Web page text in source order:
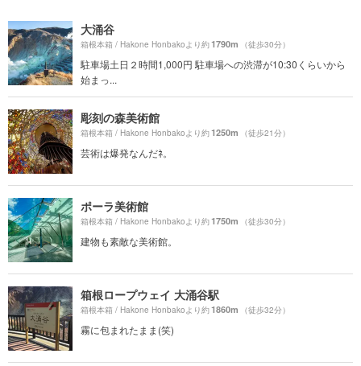
大涌谷
箱根本箱 / Hakone Honbakoより約1790m （徒歩30分）
駐車場土日２時間1,000円 駐車場への渋滞が10:30くらいから
始まっ...
彫刻の森美術館
箱根本箱 / Hakone Honbakoより約1250m （徒歩21分）
芸術は爆発なんだﾈ。
ポーラ美術館
箱根本箱 / Hakone Honbakoより約1750m （徒歩30分）
建物も素敵な美術館。
箱根ロープウェイ 大涌谷駅
箱根本箱 / Hakone Honbakoより約1860m （徒歩32分）
霧に包まれたまま(笑)